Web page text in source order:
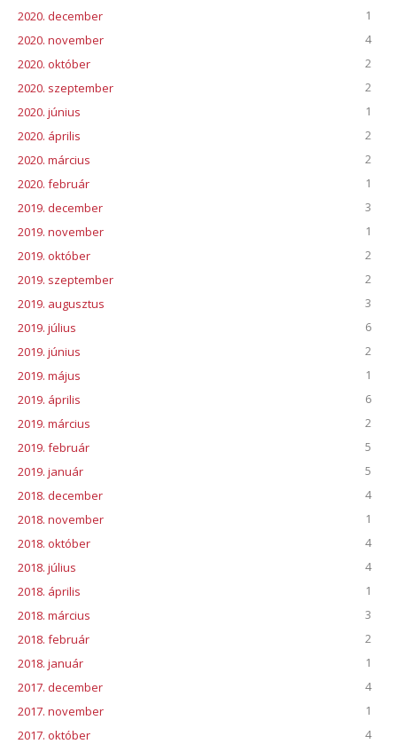
2020. december
1
2020. november
4
2020. október
2
2020. szeptember
2
2020. június
1
2020. április
2
2020. március
2
2020. február
1
2019. december
3
2019. november
1
2019. október
2
2019. szeptember
2
2019. augusztus
3
2019. július
6
2019. június
2
2019. május
1
2019. április
6
2019. március
2
2019. február
5
2019. január
5
2018. december
4
2018. november
1
2018. október
4
2018. július
4
2018. április
1
2018. március
3
2018. február
2
2018. január
1
2017. december
4
2017. november
1
2017. október
4